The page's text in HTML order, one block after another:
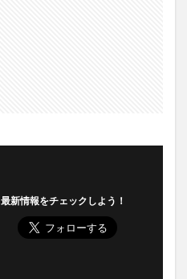
最新情報をチェックしよう！